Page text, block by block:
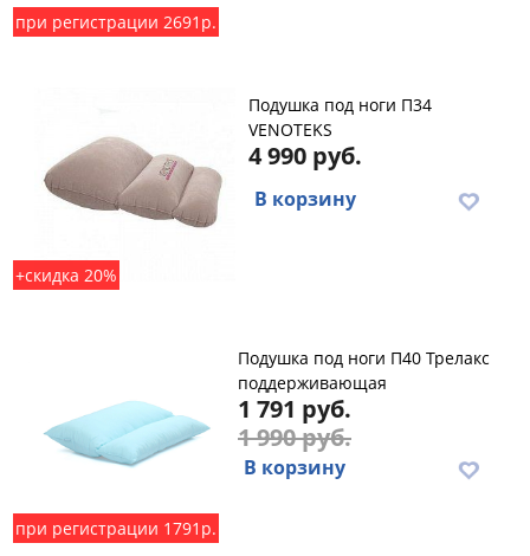
при регистрации 2691р.
+скидка 20%
Подушка под ноги П34
VENOTEKS
4 990 руб.
В корзину
при регистрации 1791р.
Подушка под ноги П40 Трелакс
поддерживающая
1 791 руб.
1 990 руб.
В корзину